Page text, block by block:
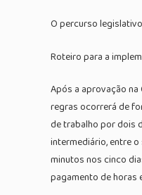
O percurso
Roteiro para a
Após a aprovação na
regras ocorrerá de
de trabalho por dois
intermediário, entre
minutos nos cinco
pagamento de horas